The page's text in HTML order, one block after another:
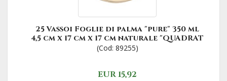
25 Vassoi Foglie di palma "pure" 350 ml
4,5 cm x 17 cm x 17 cm naturale "QUADRAT
(Cod: 89255)
EUR 15,92